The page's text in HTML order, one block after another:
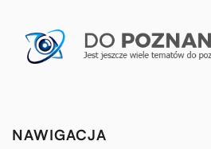
NAWIGACJA